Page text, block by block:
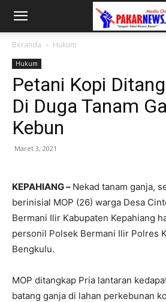
Beranda Hukum
Hukum
Petani Kopi
Di Duga Tanam
Kebun
Maret 3, 2021
KEPAHIANG– Nekad tanam ganja,
berinisial MOP (26) warga Desa
Bermani Ilir Kabupaten Kepahiang
personil Polsek Bermani Ilir Polres
Bengkulu.
MOP ditangkap Pria lantaran
batang ganja di lahan perkebunan